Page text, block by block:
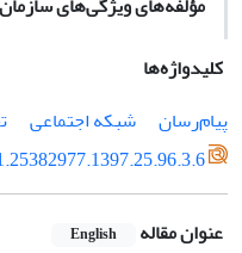
کلیدواژه‌ها
پیام‌رسان
شبکه اجتماعی
عنوان مقاله English